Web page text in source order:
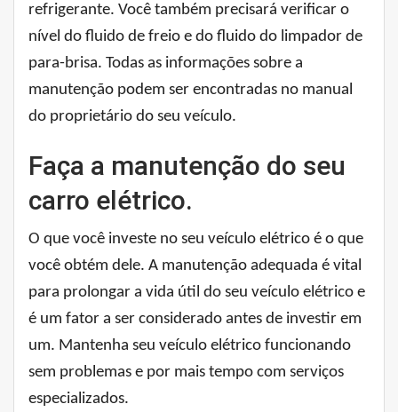
refrigerante. Você também precisará verificar o
nível do fluido de freio e do fluido do limpador de
para-brisa. Todas as informações sobre a
manutenção podem ser encontradas no manual
do proprietário do seu veículo.
Faça a manutenção do seu
carro elétrico.
O que você investe no seu veículo elétrico é o que
você obtém dele. A manutenção adequada é vital
para prolongar a vida útil do seu veículo elétrico e
é um fator a ser considerado antes de investir em
um. Mantenha seu veículo elétrico funcionando
sem problemas e por mais tempo com serviços
especializados.